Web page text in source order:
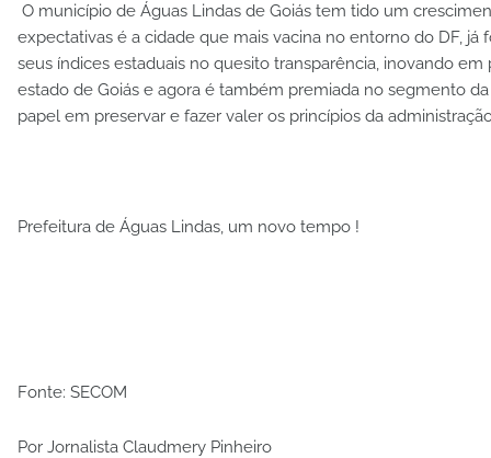
O município de Águas Lindas de Goiás tem tido um
expectativas é a cidade que mais vacina no entorno do DF, já
seus índices estaduais no quesito transparência, inovando
estado de Goiás e agora é também premiada no segmento
papel em preservar e fazer valer os princípios da
Prefeitura de Águas Lindas, um novo tempo !
Fonte: SECOM
Por Jornalista Claudmery Pinheiro